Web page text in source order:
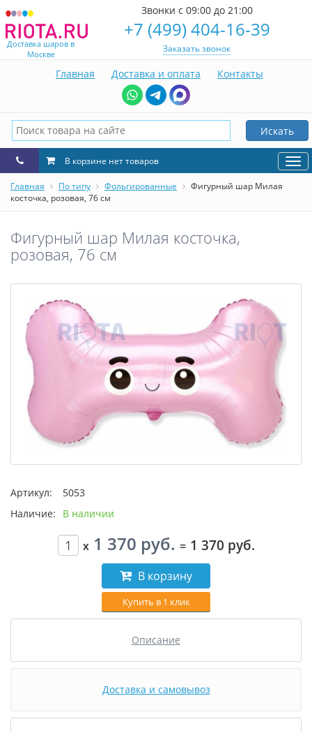
Доставка шаров в
Москве
Звонки с 09:00 до 21:00
+7 (499) 404-16-39
Заказать звонок
Главная Доставка и оплата Контакты
Искать
В корзине нет товаров
Главная По типу Фольгированные
Фигурный шар Милая
косточка, розовая, 76 см
Фигурный шар Милая косточка,
розовая, 76 см
Артикул:
5053
Наличие:
В наличии
x 1 370 руб. = 1 370 руб.
В корзину
Купить в 1 клик
Описание
Доставка и самовывоз